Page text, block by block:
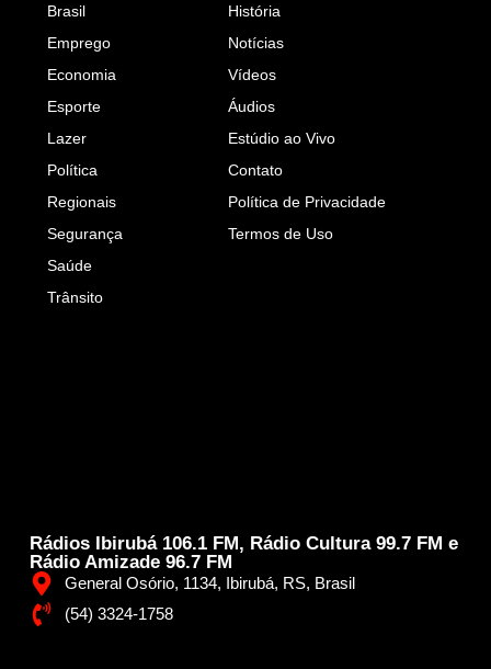
Rádios Ibirubá 106.1 FM, Rádio Cultura 99.7 FM e
Rádio Amizade 96.7 FM
General Osório, 1134, Ibirubá, RS, Brasil
(54) 3324-1758
Brasil
Emprego
Economia
Esporte
Lazer
Política
Regionais
Segurança
Saúde
Trânsito
História
Notícias
Vídeos
Áudios
Estúdio ao Vivo
Contato
Política de Privacidade
Termos de Uso